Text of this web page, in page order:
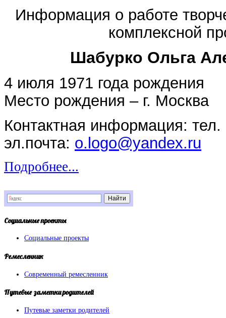
Информация о работе
комплексной
Шабурко Ольга
4 июля 1971 года рождения
Место рождения – г. Москва
Контактная информация:
эл.почта: o.logo@yandex.ru
Подробнее...
Социальныепроекты
Социальные проекты
Ремесленник
Современный ремесленник
Путевыезаметки родителей
Путевые заметки родителей